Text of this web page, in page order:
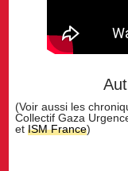
(Voir aussi les
Collectif Gaza
etISM France)